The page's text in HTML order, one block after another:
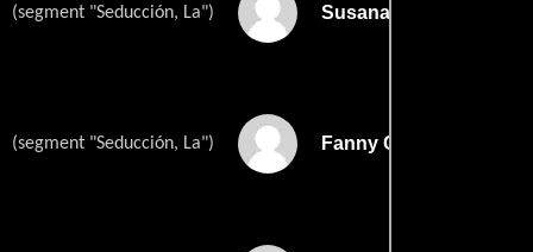
(segment "Seducción, La") Susana Cabrera
(segment "Seducción, La") Fanny Cano